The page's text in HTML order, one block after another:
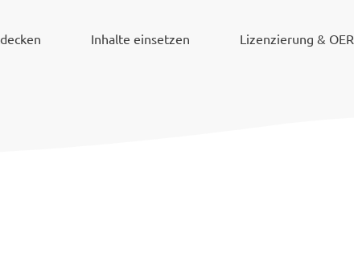
Inhalte einsetzen Lizenzierung & OER